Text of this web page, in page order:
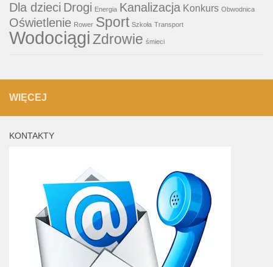
Dla dzieci Drogi Energia Kanalizacja Konkurs Obwodnica
Oświetlenie Rower Sport Szkoła Transport
WodociągiZdrowie śmieci
WIĘCEJ
KONTAKTY